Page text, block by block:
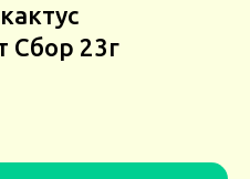
Сбор 23г